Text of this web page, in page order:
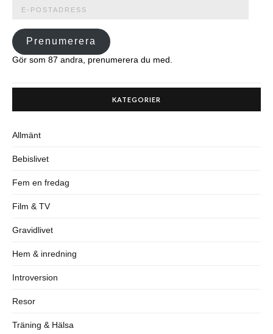
postadress
Prenumerera
Gör som 87 andra, prenumerera du med.
KATEGORIER
Allmänt
Bebislivet
Fem en fredag
Film & TV
Gravidlivet
Hem & inredning
Introversion
Resor
Träning & Hälsa